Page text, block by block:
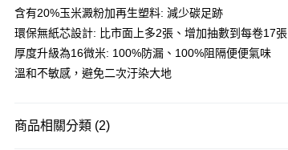
運送方式
全家取貨付款
7-11取貨付款
含有20%玉米澱粉加再生塑料: 減少碳足跡
環保無紙芯設計: 比市面上多2張、增加抽數到每卷17張
厚度升級為16微米: 100%防漏、100%阻隔便便氣味
溫和不敏感，避免二次汙染大地
商品相關分類 (2)